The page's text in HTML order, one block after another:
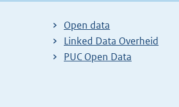
Open data
Linked Data Overheid
PUC Open Data